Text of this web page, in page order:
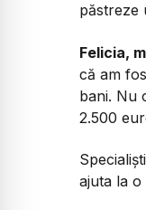
păstreze
Felicia,
că am
bani. Nu
2.500
ajuta la